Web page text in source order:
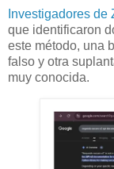
Investigadores
que identificaron
este método, una
falso y otra
muy conocida.